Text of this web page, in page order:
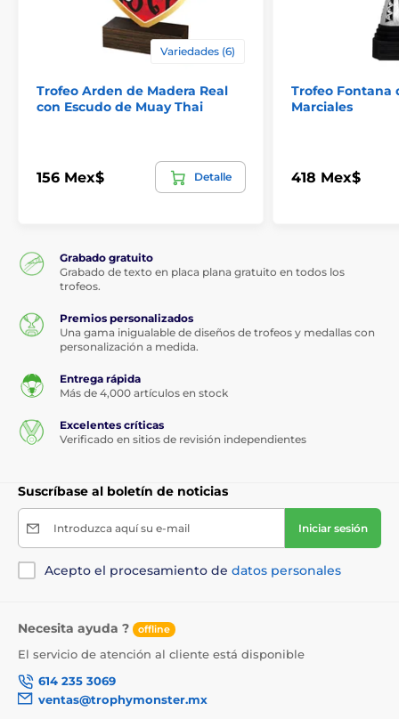
Variedades (6)
Trofeo Arden de Madera Real
con Escudo de Muay Thai
156 Mex$ Detalle
Trofeo Fontana
Marciales
418 Mex$
Grabado gratuito
Grabado de texto en placa plana gratuito en todos los
trofeos.
Premios personalizados
Una gama inigualable de diseños de trofeos y medallas con
personalización a medida.
Entrega rápida
Más de 4,000 artículos en stock
Excelentes críticas
Verificado en sitios de revisión independientes
Suscríbase al boletín de noticias
Introduzca aquí su e-mail Iniciar sesión
Acepto el procesamiento de datos personales
Necesita ayuda ? offline
El servicio de atención al cliente está disponible
614 235 3069
ventas@trophymonster.mx